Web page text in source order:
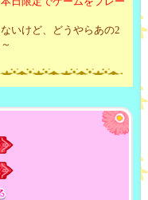
いけど、どうやらあの2